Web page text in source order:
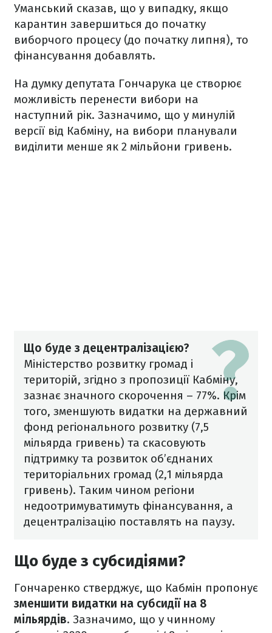
Уманський сказав, що у випадку, якщо
карантин завершиться до початку
виборчого процесу (до початку липня), то
фінансування добавлять.
На думку депутата Гончарука це створює
можливість перенести вибори на
наступний рік. Зазначимо, що у минулій
версії від Кабміну, на вибори планували
виділити менше як 2 мільйони гривень.
Що буде з децентралізацією?
Міністерство розвитку громад і
територій, згідно з пропозиції Кабміну,
зазнає значного скорочення – 77%. Крім
того, зменшують видатки на державний
фонд регіонального розвитку (7,5
мільярда гривень) та скасовують
підтримку та розвиток об’єднаних
територіальних громад (2,1 мільярда
гривень). Таким чином регіони
недоотримуватимуть фінансування, а
децентралізацію поставлять на паузу.
Що буде з субсидіями?
Гончаренко стверджує, що Кабмін пропонує
зменшити видатки на субсидії на 8
мільярдів. Зазначимо, що у чинному